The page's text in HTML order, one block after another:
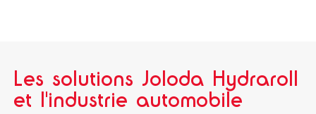
Les solutions Joloda Hydraroll
et l'industrie automobile